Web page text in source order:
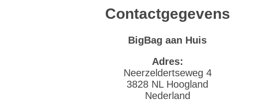
Contactgegevens
BigBag aan Huis
Adres:
Neerzeldertseweg 4
3828 NL Hoogland
Nederland